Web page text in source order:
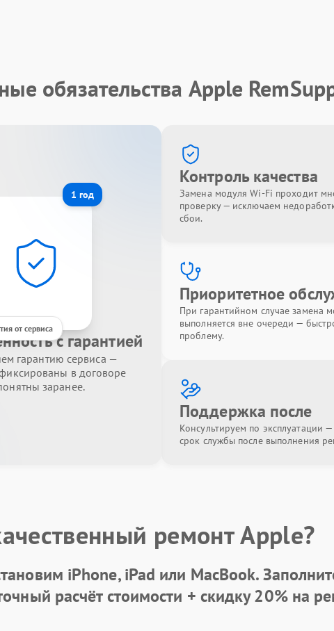
обязательства Apple
1 год
от сервиса
с гарантией
гарантию сервиса —
в договоре
заранее.
Контроль качества
Замена модуля Wi-Fi проходит
проверку — исключаем
сбои.
Приоритетное
При гарантийном случае замена
выполняется вне очереди —
проблему.
Поддержка после
Консультируем по эксплуатации
срок службы после выполнения
ремонт Apple?
iPhone, iPad или MacBook.
расчёт стоимости + скидку 20%на